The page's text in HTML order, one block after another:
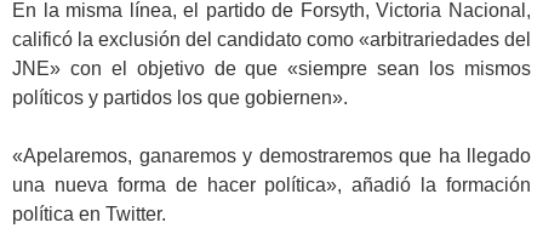
En la misma línea, el partido de Forsyth, Victoria Nacional,
calificó la exclusión del candidato como «arbitrariedades del
JNE» con el objetivo de que «siempre sean los mismos
políticos y partidos los que gobiernen».
«Apelaremos, ganaremos y demostraremos que ha llegado
una nueva forma de hacer política», añadió la formación
política en Twitter.